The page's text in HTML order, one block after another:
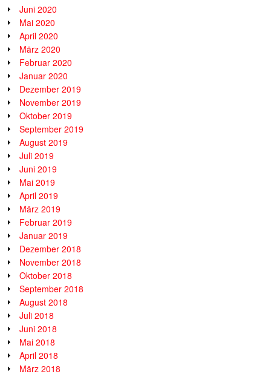
Juni 2020
Mai 2020
April 2020
März 2020
Februar 2020
Januar 2020
Dezember 2019
November 2019
Oktober 2019
September 2019
August 2019
Juli 2019
Juni 2019
Mai 2019
April 2019
März 2019
Februar 2019
Januar 2019
Dezember 2018
November 2018
Oktober 2018
September 2018
August 2018
Juli 2018
Juni 2018
Mai 2018
April 2018
März 2018